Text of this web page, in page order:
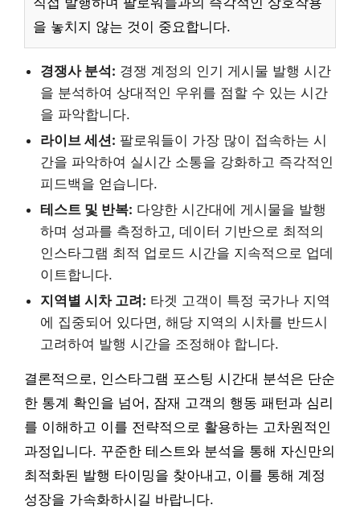
직접 발행하며 팔로워들과의 즉각적인 상호작용
을 놓치지 않는 것이 중요합니다.
경쟁사 분석: 경쟁 계정의 인기 게시물 발행 시간
을 분석하여 상대적인 우위를 점할 수 있는 시간
을 파악합니다.
라이브 세션: 팔로워들이 가장 많이 접속하는 시
간을 파악하여 실시간 소통을 강화하고 즉각적인
피드백을 얻습니다.
테스트 및 반복: 다양한 시간대에 게시물을 발행
하며 성과를 측정하고, 데이터 기반으로 최적의
인스타그램 최적 업로드 시간을 지속적으로 업데
이트합니다.
지역별 시차 고려: 타겟 고객이 특정 국가나 지역
에 집중되어 있다면, 해당 지역의 시차를 반드시
고려하여 발행 시간을 조정해야 합니다.
결론적으로, 인스타그램 포스팅 시간대 분석은 단순
한 통계 확인을 넘어, 잠재 고객의 행동 패턴과 심리
를 이해하고 이를 전략적으로 활용하는 고차원적인
과정입니다. 꾸준한 테스트와 분석을 통해 자신만의
최적화된 발행 타이밍을 찾아내고, 이를 통해 계정
성장을 가속화하시길 바랍니다.